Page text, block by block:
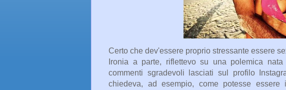
Certo che dev'essere proprio stressante essere
Ironia a parte, riflettevo su una polemica
commenti sgradevoli lasciati sul profilo
chiedeva, ad esempio, come potesse